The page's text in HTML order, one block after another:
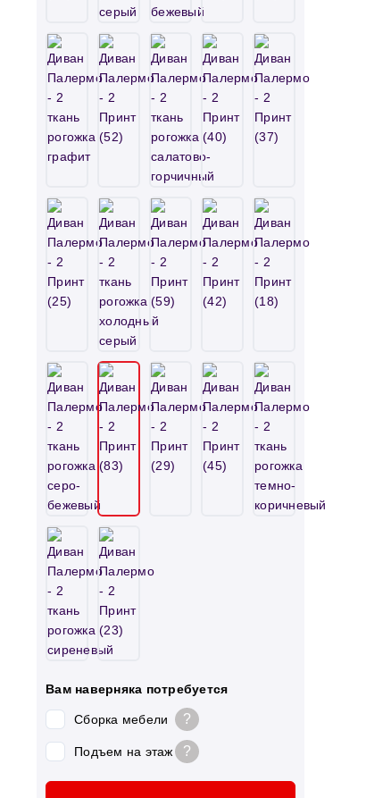
Вам наверняка потребуется
Сборка мебели ?
Подъем на этаж ?